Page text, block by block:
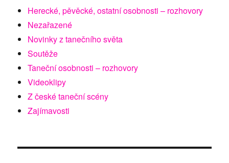
Herecké, pěvěcké, ostatní osobnosti – rozhovory
Nezařazené
Novinky z tanečního světa
Soutěže
Taneční osobnosti – rozhovory
Videoklipy
Z české taneční scény
Zajímavosti